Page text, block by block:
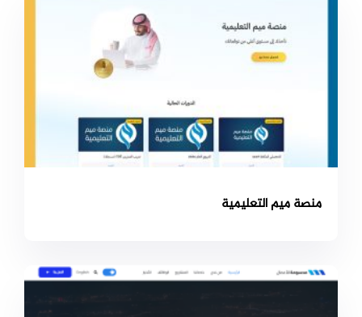
منصة ميم التعليمية